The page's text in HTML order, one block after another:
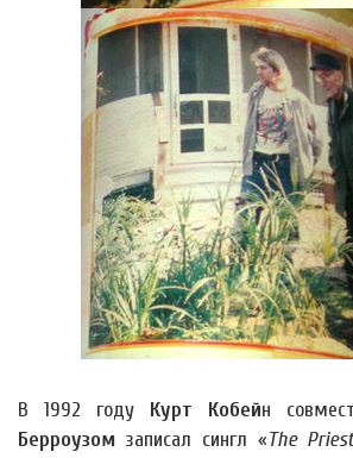
В 1992 году Курт Кобейн
Берроузом записал сингл «The